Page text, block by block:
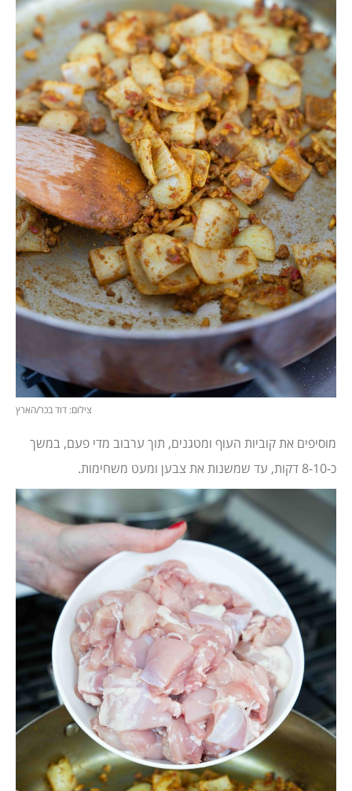
צילום: דוד בכר/הארץ
מוסיפים את קוביות העוף ומטגנים, תוך ערבוב מדי פעם, במשך
כ-8-10 דקות, עד שמשנות את צבען ומעט משחימות.